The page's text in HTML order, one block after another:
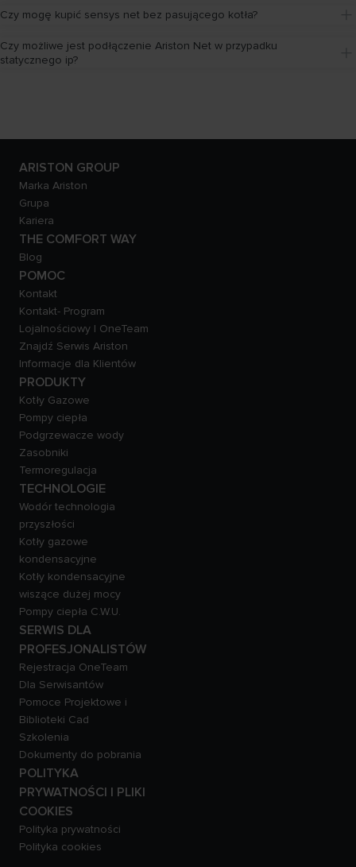
Czy mogę kupić sensys net bez pasującego kotła?
Czy możliwe jest podłączenie Ariston Net w przypadku
statycznego ip?
ARISTON GROUP
Marka Ariston
Grupa
Kariera
THE COMFORT WAY
Blog
POMOC
Kontakt
Kontakt- Program
Lojalnościowy | OneTeam
Znajdź Serwis Ariston
Informacje dla Klientów
PRODUKTY
Kotły Gazowe
Pompy ciepła
Podgrzewacze wody
Zasobniki
Termoregulacja
TECHNOLOGIE
Wodór technologia
przyszłości
Kotły gazowe
kondensacyjne
Kotły kondensacyjne
wiszące dużej mocy
Pompy ciepła C.W.U.
SERWIS DLA
PROFESJONALISTÓW
Rejestracja OneTeam
Dla Serwisantów
Pomoce Projektowe i
Biblioteki Cad
Szkolenia
Dokumenty do pobrania
POLITYKA
PRYWATNOŚCI I PLIKI
COOKIES
Polityka prywatności
Polityka cookies